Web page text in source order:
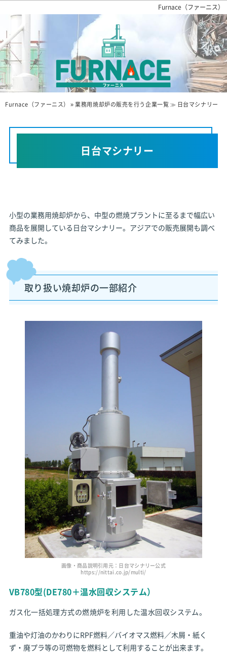
Furnace（ファーニス）
ニーズ別で知る！
Furnace（ファーニス） »業務用焼却炉の販売を行う企業一覧≫ 日台マシナリー
日台マシナリー
小型の業務用焼却炉から、中型の燃焼プラントに至るまで幅広い
商品を展開している日台マシナリー。アジアでの販売展開も調べ
てみました。
取り扱い焼却炉の一部紹介
画像・商品説明引用元：日台マシナリー公式
https://nittai.co.jp/multi/
VB780型(DE780＋温水回収システム）
ガス化一括処理方式の燃焼炉を利用した温水回収システム。
重油や灯油のかわりにRPF燃料／バイオマス燃料／木屑・紙く
ず・廃プラ等の可燃物を燃料として利用することが出来ます。